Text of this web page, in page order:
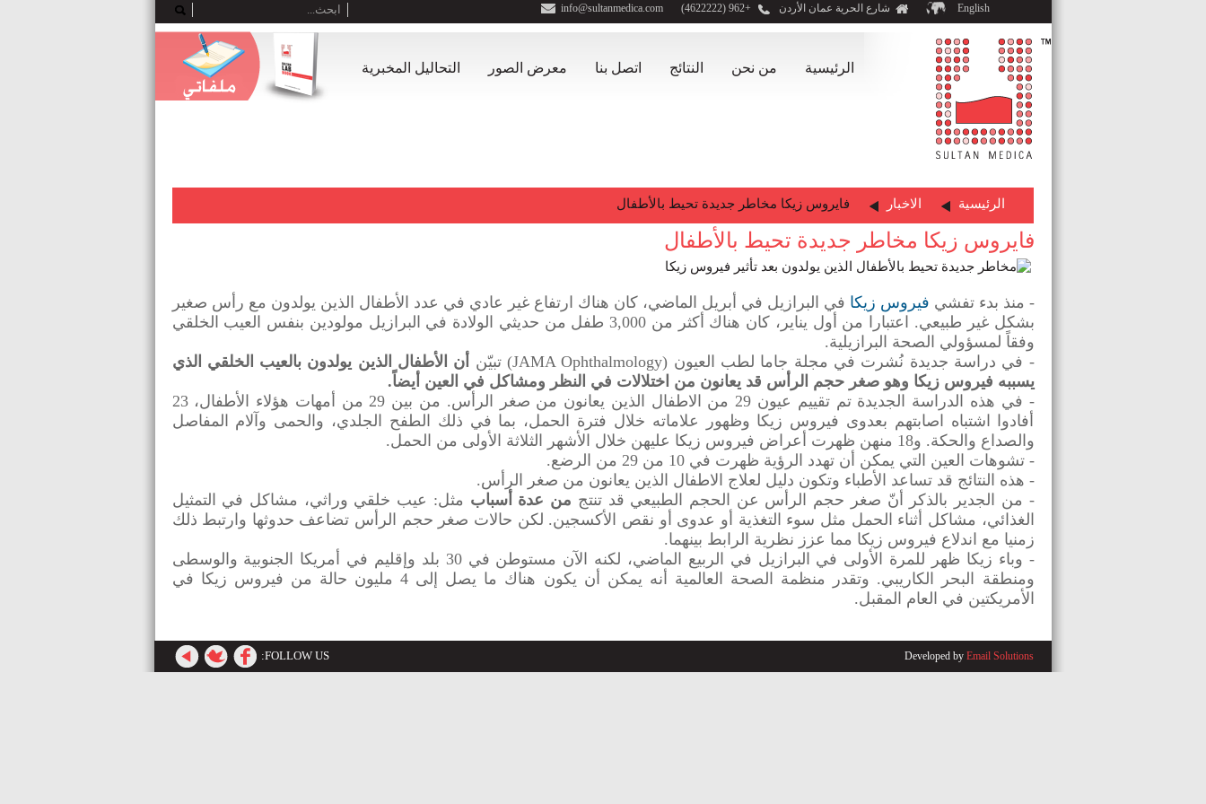
info@sultanmedica.com +962 (4622222) شارع الحرية عمان الأردن English
الرئيسية من نحن النتائج اتصل بنا معرض الصور التحاليل المخبرية
الرئيسية الاخبار فايروس زيكا مخاطر جديدة تحيط بالأطفال
فايروس زيكا مخاطر جديدة تحيط بالأطفال
- منذ بدء تفشي فيروس زيكا في البرازيل في أبريل الماضي، كان هناك ارتفاع غير عادي في عدد الأطفال الذين يولدون مع رأس صغير
بشكل غير طبيعي. اعتبارا من أول يناير، كان هناك أكثر من 3,000 طفل من حديثي الولادة في البرازيل مولودين بنفس العيب الخلقي
وفقاً لمسؤولي الصحة البرازيلية.
- في دراسة جديدة نُشرت في مجلة جاما لطب العيون (JAMA Ophthalmology) تبيّن
أن الأطفال الذين يولدون بالعيب الخلقي الذي
يسببه فيروس زيكا وهو صغر حجم الرأس قد يعانون من اختلالات في النظر ومشاكل في العين أيضاً.
- في هذه الدراسة الجديدة تم تقييم عيون 29 من الاطفال الذين يعانون من صغر الرأس. من بين 29 من أمهات هؤلاء الأطفال، 23
أفادوا اشتباه اصابتهم بعدوى فيروس زيكا وظهور علاماته خلال فترة الحمل، بما في ذلك الطفح الجلدي، والحمى وآلام المفاصل
والصداع والحكة. و18 منهن ظهرت أعراض فيروس زيكا عليهن خلال الأشهر الثلاثة الأولى من الحمل.
- تشوهات العين التي يمكن أن تهدد الرؤية ظهرت في 10 من 29 من الرضع.
- هذه النتائج قد تساعد الأطباء وتكون دليل لعلاج الاطفال الذين يعانون من صغر الرأس.
- من الجدير بالذكر أنّ صغر حجم الرأس عن الحجم الطبيعي قد تنتج من عدة أسباب مثل: عيب خلقي وراثي، مشاكل في التمثيل
الغذائي، مشاكل أثناء الحمل مثل سوء التغذية أو عدوى أو نقص الأكسجين. لكن حالات صغر حجم الرأس تضاعف حدوثها وارتبط ذلك
زمنيا مع اندلاع فيروس زيكا مما عزز نظرية الرابط بينهما.
- وباء زيكا ظهر للمرة الأولى في البرازيل في الربيع الماضي، لكنه الآن مستوطن في 30 بلد وإقليم في أمريكا الجنوبية والوسطى
ومنطقة البحر الكاريبي. وتقدر منظمة الصحة العالمية أنه يمكن أن يكون هناك ما يصل إلى 4 مليون حالة من فيروس زيكا في
الأمريكتين في العام المقبل.
Developed by Email Solutions
FOLLOW US: